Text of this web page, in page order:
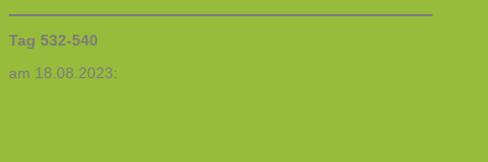
Tag 532-540
am 18.08.2023: